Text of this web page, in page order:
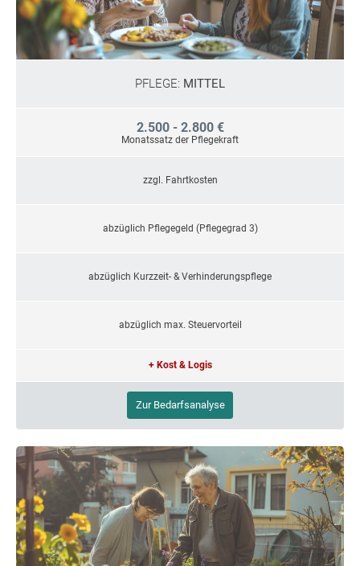
PFLEGE: MITTEL
2.500 - 2.800 €
Monatssatz der Pflegekraft
zzgl. Fahrtkosten
abzüglich Pflegegeld (Pflegegrad 3)
abzüglich Kurzzeit- & Verhinderungspflege
abzüglich max. Steuervorteil
+ Kost & Logis
Zur Bedarfsanalyse